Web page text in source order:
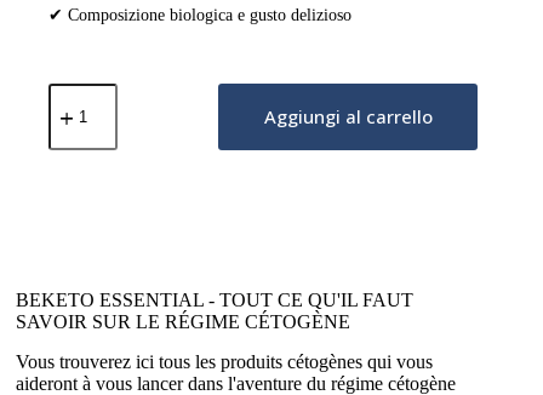
✔ Composizione biologica e gusto delizioso
Caramelle
Keto
Mix
Aggiungi al carrello
BEKETO ESSENTIAL - TOUT CE QU'IL FAUT
SAVOIR SUR LE RÉGIME CÉTOGÈNE
Vous trouverez ici tous les produits cétogènes qui vous
aideront à vous lancer dans l'aventure du régime cétogène